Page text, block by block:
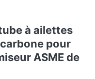
à ailettes
pour
ASME de